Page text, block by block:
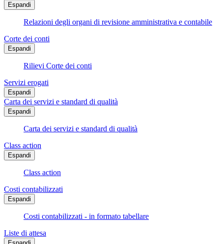
Espandi
Relazioni degli organi di revisione amministrativa e contabile
Corte dei conti
Espandi
Rilievi Corte dei conti
Servizi erogati
Espandi
Carta dei servizi e standard di qualità
Espandi
Carta dei servizi e standard di qualità
Class action
Espandi
Class action
Costi contabilizzati
Espandi
Costi contabilizzati - in formato tabellare
Liste di attesa